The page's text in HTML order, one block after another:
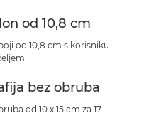
od 10,8 cm
od 10,8 cm s korisniku
bez obruba
od 10 x 15 cm za 17